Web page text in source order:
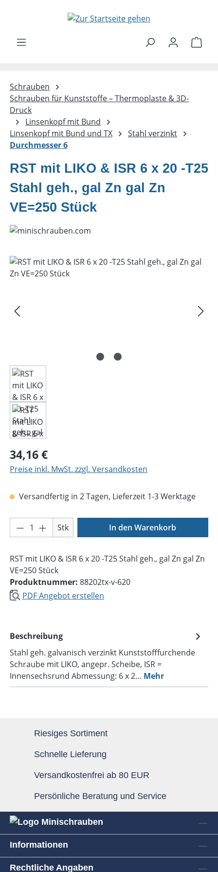
Zum Hauptinhalt springen
Schrauben
Schrauben für Kunststoffe – Thermoplaste & 3D-
Druck
Linsenkopf mit Bund
Linsenkopf mit Bund und TX
Stahl verzinkt
Durchmesser 6
RST mit LIKO & ISR 6 x 20 -T25
Stahl geh., gal Zn gal Zn
VE=250 Stück
Bildergalerie überspringen
Regulärer Preis:
34,16 €
Preise inkl. MwSt. zzgl. Versandkosten
Versandfertig in 2 Tagen, Lieferzeit 1-3 Werktage
Produkt Anzahl: Gib den gewünschten
Stk In den Warenkorb
RST mit LIKO & ISR 6 x 20 -T25 Stahl geh., gal Zn gal Zn
VE=250 Stück
Produktnummer: 88202tx-v-620
PDF Angebot erstellen
Beschreibung
Stahl geh. galvanisch verzinkt Kunststofffurchende
Schraube mit LIKO, angepr. Scheibe, ISR =
Innensechsrund Abmessung: 6 x 2… Mehr
Riesiges Sortiment
Schnelle Lieferung
Versandkostenfrei ab 80 EUR
Persönliche Beratung und Service
Informationen
Rechtliche Angaben